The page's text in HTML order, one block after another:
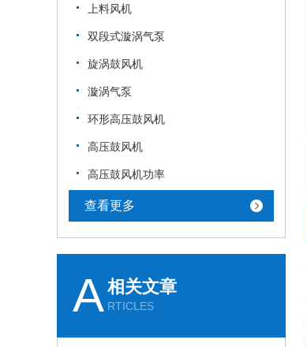
上料风机
双段式漩涡气泵
旋涡鼓风机
漩涡气泵
环形高压鼓风机
高压鼓风机
高压鼓风机功率
查看更多
A相关文章
RTICLES